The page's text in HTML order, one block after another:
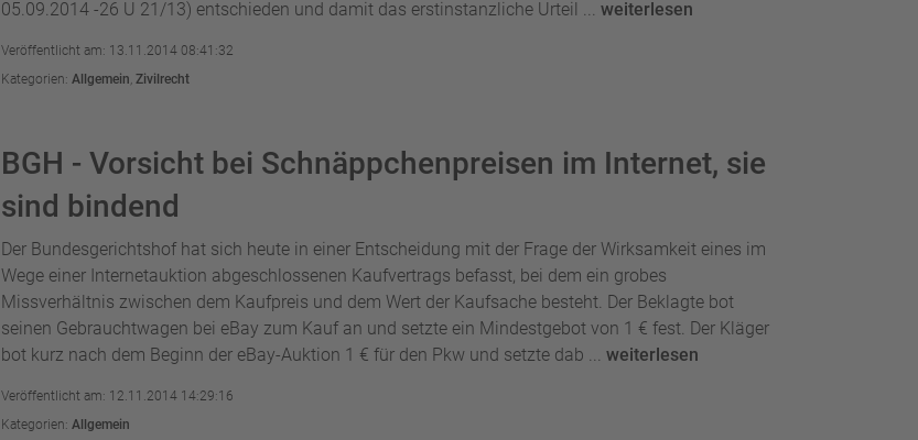
05.09.2014 -26 U 21/13) entschieden und damit das erstinstanzliche Urteil ... weiterlesen
Veröffentlicht am: 13.11.2014 08:41:32
Kategorien: Allgemein, Zivilrecht
BGH - Vorsicht bei Schnäppchenpreisen im Internet, sie
sind bindend
Der Bundesgerichtshof hat sich heute in einer Entscheidung mit der Frage der Wirksamkeit eines im
Wege einer Internetauktion abgeschlossenen Kaufvertrags befasst, bei dem ein grobes
Missverhältnis zwischen dem Kaufpreis und dem Wert der Kaufsache besteht. Der Beklagte bot
seinen Gebrauchtwagen bei eBay zum Kauf an und setzte ein Mindestgebot von 1 € fest. Der Kläger
bot kurz nach dem Beginn der eBay-Auktion 1 € für den Pkw und setzte dab ... weiterlesen
Veröffentlicht am: 12.11.2014 14:29:16
Kategorien: Allgemein